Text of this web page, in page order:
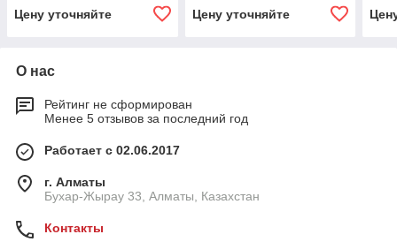
Цену уточняйте
Цену уточняйте
О нас
Рейтинг не сформирован
Менее 5 отзывов за последний год
Работает с 02.06.2017
г. Алматы
Бухар-Жырау 33, Алматы, Казахстан
Контакты